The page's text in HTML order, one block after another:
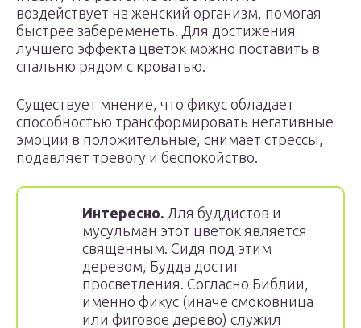
воздействует на женский организм, помогая
быстрее забеременеть. Для достижения
лучшего эффекта цветок можно поставить в
спальню рядом с кроватью.
Существует мнение, что фикус обладает
способностью трансформировать негативные
эмоции в положительные, снимает стрессы,
подавляет тревогу и беспокойство.
Интересно. Для буддистов и
мусульман этот цветок является
священным. Сидя под этим
деревом, Будда достиг
просветления. Согласно Библии,
именно фикус (иначе смоковница
или фиговое дерево) служил